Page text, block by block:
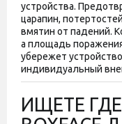
устройства.
царапин,
вмятин от падений.
а площадь
убережет
индивидуальный
ИЩЕТЕ